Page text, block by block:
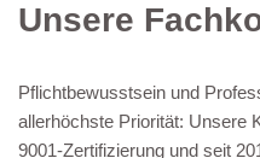
Unsere
Pflichtbewusstsein und
allerhöchste Priorität: Unsere
9001-Zertifizierung und seit